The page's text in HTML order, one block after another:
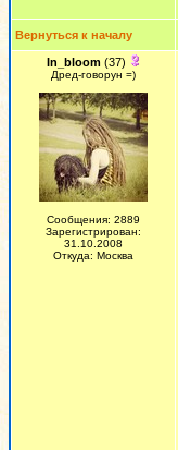
Вернуться к началу
In_bloom(37)
Дред-говорун =)
Сообщения: 2889
Зарегистрирован:
31.10.2008
Откуда: Москва